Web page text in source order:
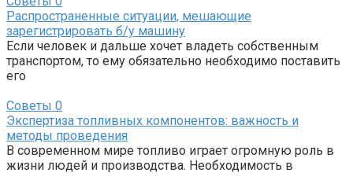
Распространенные ситуации, мешающие
зарегистрировать б/у машину
Если человек и дальше хочет владеть собственным
транспортом, то ему обязательно необходимо поставить
его
Советы 0
Экспертиза топливных компонентов: важность и
методы проведения
В современном мире топливо играет огромную роль в
жизни людей и производства. Необходимость в